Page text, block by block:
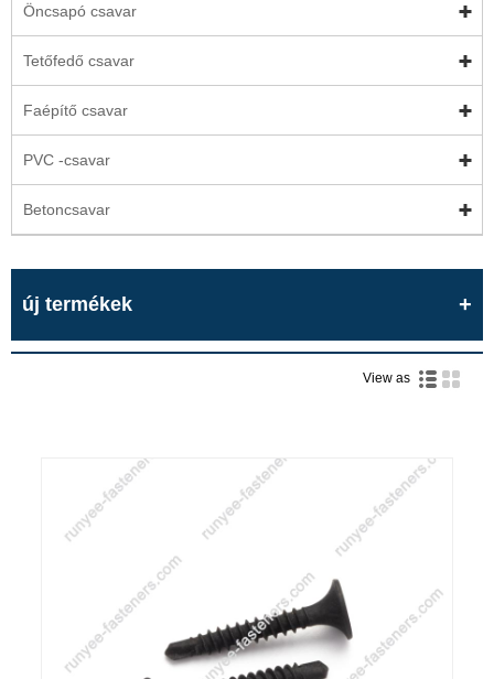
Öncsapó csavar
Tetőfedő csavar
Faépítő csavar
PVC -csavar
Betoncsavar
új termékek
View as